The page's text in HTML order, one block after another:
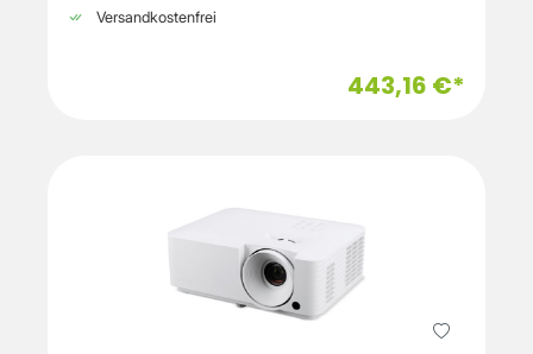
Versandkostenfrei
443,16 €*